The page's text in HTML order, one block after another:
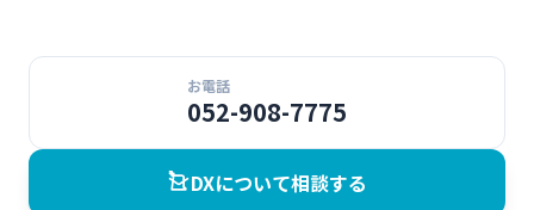
お電話
052-908-7775
DXについて相談する